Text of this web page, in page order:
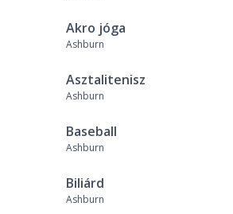
Akro jóga
Ashburn
Asztalitenisz
Ashburn
Baseball
Ashburn
Biliárd
Ashburn